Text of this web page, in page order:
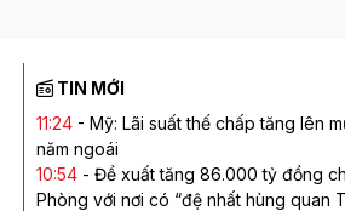
TIN MỚI
11:24 - Mỹ: Lãi suất thế chấp tăng lên
năm ngoái
10:54 - Đề xuất tăng 86.000 tỷ đồng
Phòng với nơi có “đệ nhất hùng quan